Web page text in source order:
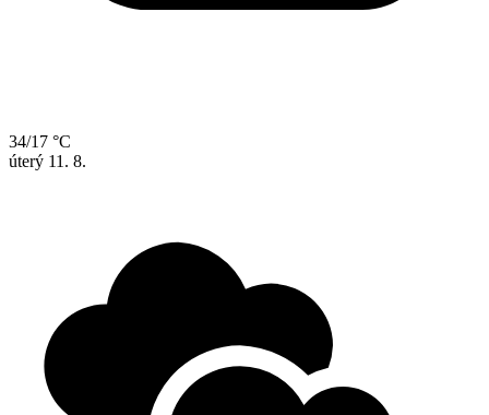
34/17 °C
úterý 11. 8.